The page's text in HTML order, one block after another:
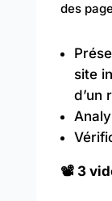
des
site
d’un
📽️ 3